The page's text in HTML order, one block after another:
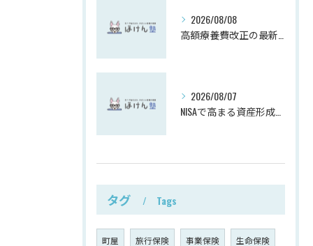
2026/08/08
2026/08/07
タグ Tags
町屋 旅行保険 事業保険 生命保険